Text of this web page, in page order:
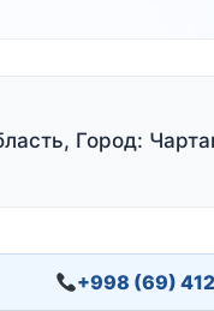
Город:
+998 (69)